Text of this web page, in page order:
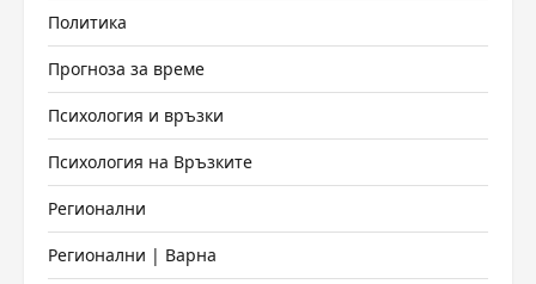
Политика
Прогноза за време
Психология и връзки
Психология на Връзките
Регионални
Регионални | Варна